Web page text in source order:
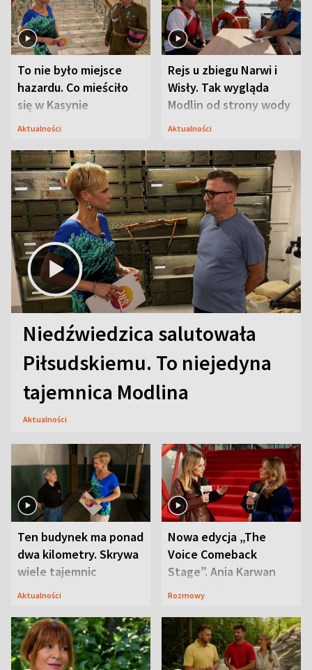
To nie było miejsce
hazardu. Co mieściło
się w Kasynie
Oficerskim?
Aktualności
Rejs u zbiegu Narwi i
Wisły. Tak wygląda
Modlin od strony wody
Aktualności
Niedźwiedzica salutowała
Piłsudskiemu. To niejedyna
tajemnica Modlina
Aktualności
Ten budynek ma ponad
dwa kilometry. Skrywa
wiele tajemnic
Aktualności
Nowa edycja „The
Voice Comeback
Stage”. Ania Karwan
zapowiada
Rozmowy